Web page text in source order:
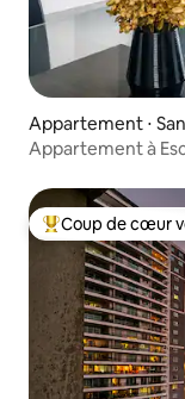
Appartement ⋅
Appartement à
Coups de cœur
Coup de cœur